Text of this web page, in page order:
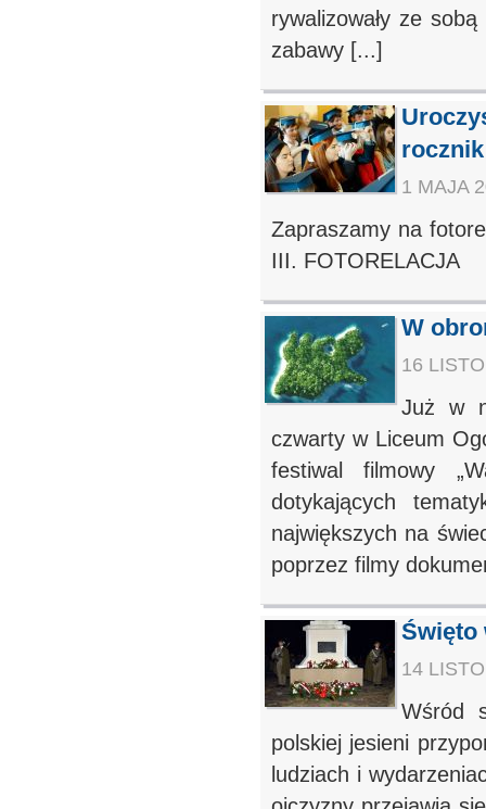
rywalizowały ze
zabawy [...]
rocznik
1 MAJA
Zapraszamy na
III. FOTORELACJA
W
16
Już w
czwarty w Liceum
festiwal filmowy
dotykających
największych na
poprzez filmy
Święto
14
Wśród
polskiej jesieni
ludziach i